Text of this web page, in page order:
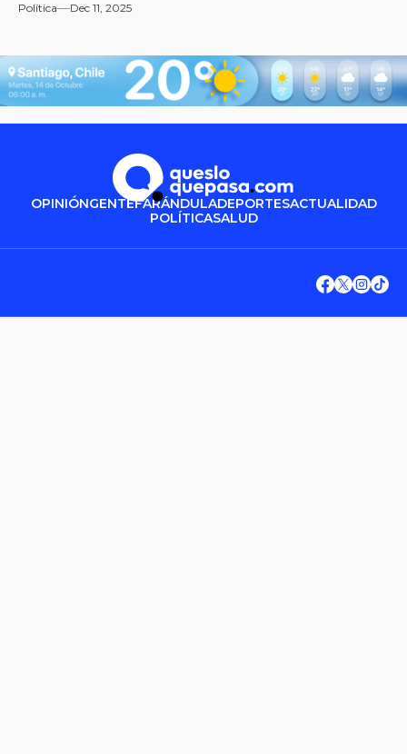
Política Dec 11, 2025
OPINIÓNGENTEFARÁNDULADEPORTESACTUALIDAD
POLÍTICASALUD